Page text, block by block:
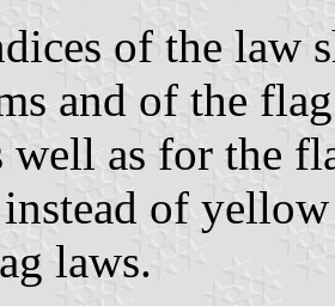
of the law
and of the
well as for the
of
laws.